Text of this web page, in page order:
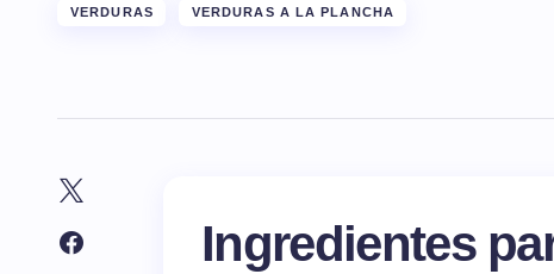
VERDURAS VERDURAS A LA PLANCHA
Ingredientes